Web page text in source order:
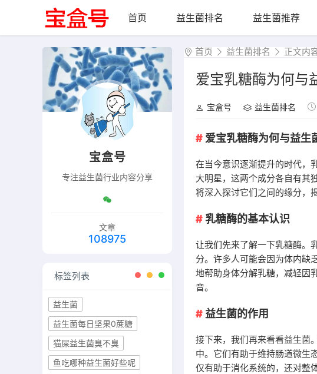
首页 益生菌排名 益生菌推荐
宝盒号
专注益生菌行业内容分享
文章
108975
标签列表
益生菌
益生菌每日坚果0蔗糖
猫屎益生菌臭不臭
鱼吃哪种益生菌好些呢
首页 益生菌排名 正文内
爱宝乳糖酶为何与
宝盒号 益生菌排名
爱宝乳糖酶为何与益生
在当今意识逐渐提升的时代，
大明星，这两个成分各自有其
将深入探讨它们之间的缘分，
乳糖酶的基本认识
让我们先来了解一下乳糖酶。
分。许多人可能会因为体内缺
地帮助身体分解乳糖，减轻因
音。
益生菌的作用
接下来，我们再来看看益生菌
中。它们有助于维持肠道微生
仅有助于消化系统的，还对整